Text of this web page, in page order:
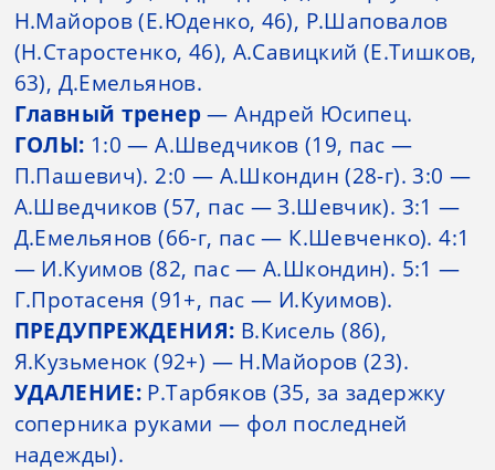
Н.Майоров (Е.Юденко, 46), Р.Шаповалов
(Н.Старостенко, 46), А.Савицкий (Е.Тишков,
63), Д.Емельянов.
Главный тренер— Андрей Юсипец.
ГОЛЫ: 1:0 — А.Шведчиков (19, пас —
П.Пашевич). 2:0 — А.Шкондин (28-г). 3:0 —
А.Шведчиков (57, пас — З.Шевчик). 3:1 —
Д.Емельянов (66-г, пас — К.Шевченко). 4:1
— И.Куимов (82, пас — А.Шкондин). 5:1 —
Г.Протасеня (91+, пас — И.Куимов).
ПРЕДУПРЕЖДЕНИЯ: В.Кисель (86),
Я.Кузьменок (92+) — Н.Майоров (23).
УДАЛЕНИЕ: Р.Тарбяков (35, за задержку
соперника руками — фол последней
надежды).